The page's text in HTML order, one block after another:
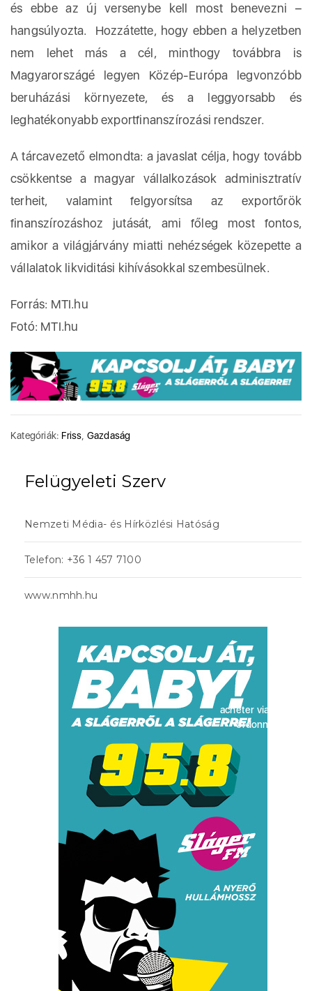
és ebbe az új versenybe kell most benevezni –
hangsúlyozta. Hozzátette, hogy ebben a helyzetben
nem lehet más a cél, minthogy továbbra is
Magyarországé legyen Közép-Európa legvonzóbb
beruházási környezete, és a leggyorsabb és
leghatékonyabb exportfinanszírozási rendszer.
A tárcavezető elmondta: a javaslat célja, hogy tovább
csökkentse a magyar vállalkozások adminisztratív
terheit, valamint felgyorsítsa az exportőrök
finanszírozáshoz jutását, ami főleg most fontos,
amikor a világjárvány miatti nehézségek közepette a
vállalatok likviditási kihívásokkal szembesülnek.
Forrás: MTI.hu
Fotó: MTI.hu
Kategóriák: Friss Gazdaság
Felügyeleti Szerv
Nemzeti Média- és Hírközlési Hatóság
Telefon: +36 1 457 7100
www.nmhh.hu
acheter viagra sans
ordonnance